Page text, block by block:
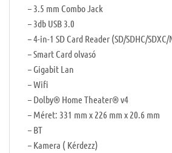
– 3.5 mm Combo Jack
– 3db USB 3.0
– 4-in-1 SD Card Reader (SD/SDHC/
– Smart Card olvasó
– Gigabit Lan
– Wifi
– Dolby® Home Theater® v4
– Méret: 331 mm x 226 mm x 20.6 mm
– BT
– Kamera ( Kérdezz)